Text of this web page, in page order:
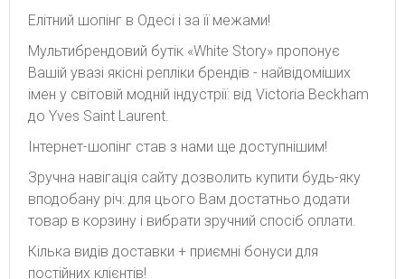
Елітний шопінг в Одесі і за її межами!
Мультибрендовий бутік «White Story» пропонує
Вашій увазі якісні репліки брендів - найвідоміших
імен у світовій модній індустрії: від Victoria Beckham
до Yves Saint Laurent.
Інтернет-шопінг став з нами ще доступнішим!
Зручна навігація сайту дозволить купити будь-яку
вподобану річ: для цього Вам достатньо додати
товар в корзину і вибрати зручний спосіб оплати.
Кілька видів доставки + приємні бонуси для
постійних клієнтів!